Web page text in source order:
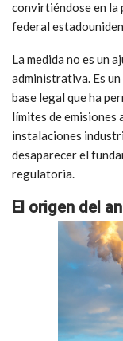
convirtiéndose en la
federal
La medida no es un
administrativa. Es
base legal que ha
límites de emisiones
instalaciones
desaparecer el
regulatoria.
El origen del